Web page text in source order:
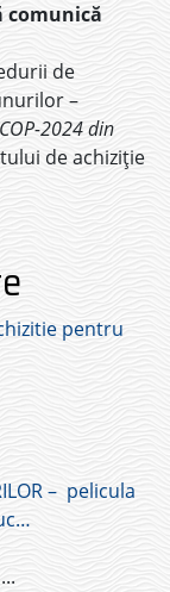
comunică
de
–
2024 din
de achiziție
pentru
– pelicula
...